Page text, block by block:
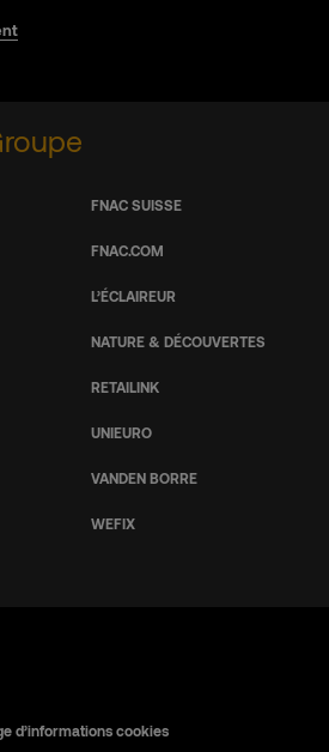
FNAC SUISSE
FNAC.COM
L’ÉCLAIREUR
NATURE & DÉCOUVERTES
RETAILINK
UNIEURO
VANDEN BORRE
WEFIX
d’informations cookies